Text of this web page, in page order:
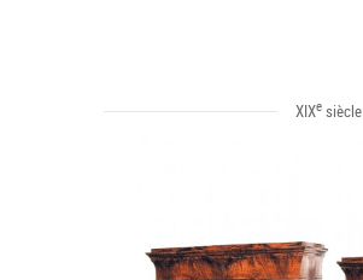
XIXesiècle